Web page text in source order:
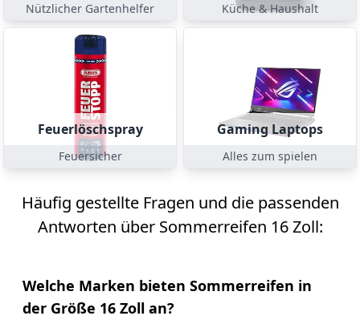
Nützlicher Gartenhelfer Küche & Haushalt
Feuerlöschspray
Feuersicher
Gaming Laptops
Alles zum spielen
Häufig gestellte Fragen und die passenden
Antworten über Sommerreifen 16 Zoll:
Welche Marken bieten Sommerreifen in
der Größe 16 Zoll an?